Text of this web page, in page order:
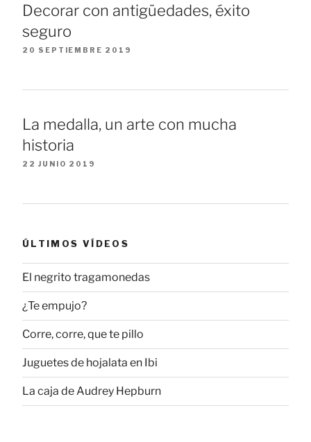
Decorar con antigüedades, éxito
seguro
20 SEPTIEMBRE 2019
La medalla, un arte con mucha
historia
22 JUNIO 2019
ÚLTIMOS VÍDEOS
El negrito tragamonedas
¿Te empujo?
Corre, corre, que te pillo
Juguetes de hojalata en Ibi
La caja de Audrey Hepburn